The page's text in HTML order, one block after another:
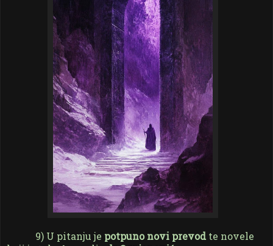
9) U pitanju je potpuno novi prevodte novele